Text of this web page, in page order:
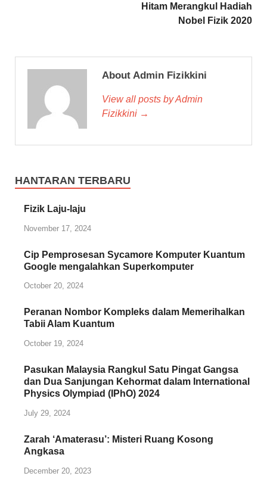
Hitam Merangkul Hadiah
Nobel Fizik 2020
About Admin Fizikkini
View all posts by Admin
Fizikkini →
HANTARAN TERBARU
Fizik Laju-laju
November 17, 2024
Cip Pemprosesan Sycamore Komputer Kuantum
Google mengalahkan Superkomputer
October 20, 2024
Peranan Nombor Kompleks dalam Memerihalkan
Tabii Alam Kuantum
October 19, 2024
Pasukan Malaysia Rangkul Satu Pingat Gangsa
dan Dua Sanjungan Kehormat dalam International
Physics Olympiad (IPhO) 2024
July 29, 2024
Zarah ‘Amaterasu’: Misteri Ruang Kosong
Angkasa
December 20, 2023